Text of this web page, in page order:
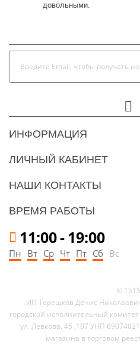
довольными.
ИНФОРМАЦИЯ
ЛИЧНЫЙ КАБИНЕТ
НАШИ КОНТАКТЫ
ВРЕМЯ РАБОТЫ
11:00-19:00
Пн Вт Ср Чт Пт Сб Вс
©
ИП Терешков Денис
городской исполнительный
ул. Левкова, 45 ,107 УНП
магазина в торговом